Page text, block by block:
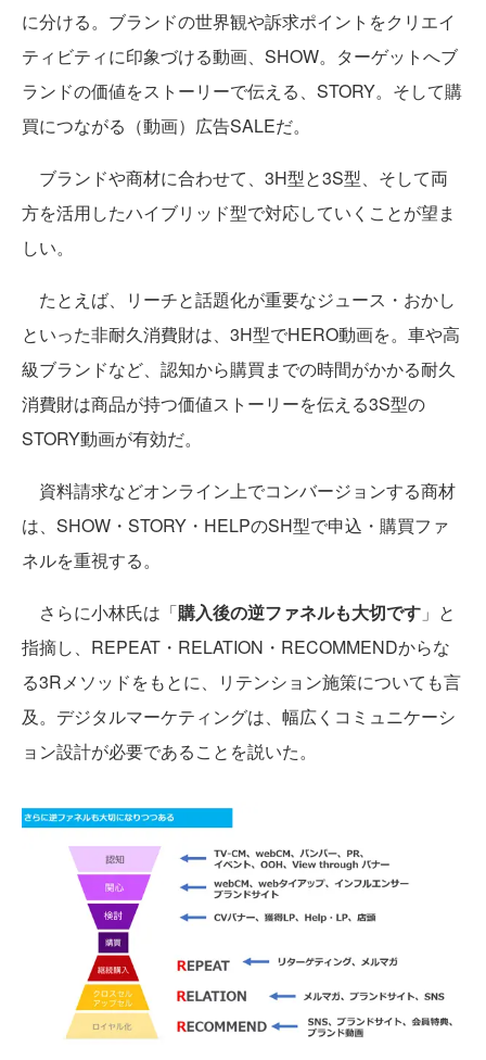
に分ける。ブランドの世界観や訴求ポイントをクリエイ
ティビティに印象づける動画、SHOW。ターゲットへブ
ランドの価値をストーリーで伝える、STORY。そして購
買につながる（動画）広告SALEだ。
ブランドや商材に合わせて、3H型と3S型、そして両
方を活用したハイブリッド型で対応していくことが望ま
しい。
たとえば、リーチと話題化が重要なジュース・おかし
といった非耐久消費財は、3H型でHERO動画を。車や高
級ブランドなど、認知から購買までの時間がかかる耐久
消費財は商品が持つ価値ストーリーを伝える3S型の
STORY動画が有効だ。
資料請求などオンライン上でコンバージョンする商材
は、SHOW・STORY・HELPのSH型で申込・購買ファ
ネルを重視する。
さらに小林氏は「購入後の逆ファネルも大切です 」と
指摘し、REPEAT・RELATION・RECOMMENDからな
る3Rメソッドをもとに、リテンション施策についても言
及。デジタルマーケティングは、幅広くコミュニケーシ
ョン設計が必要であることを説いた。